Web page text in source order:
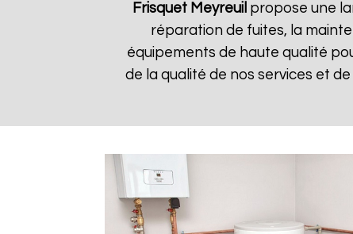
Frisquet Meyreuil propose une
réparation de fuites, la
équipements de haute qualité
de la qualité de nos services et